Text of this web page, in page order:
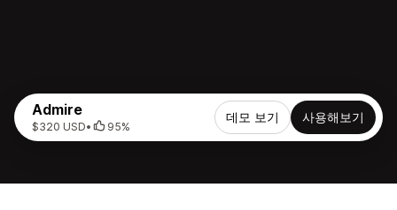
Admire
$320 USD• 95%
데모 보기 사용해보기